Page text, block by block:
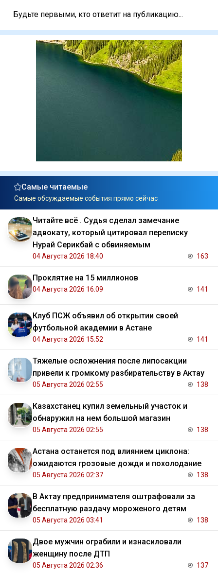
Будьте первыми, кто ответит на публикацию...
Самые читаемые
Самые обсуждаемые события прямо сейчас
Читайте всё . Судья сделал замечание
адвокату, который цитировал переписку
Нурай Серикбай с обвиняемым
04 Августа 2026 18:40 163
Проклятие на 15 миллионов
04 Августа 2026 16:09 141
Клуб ПСЖ объявил об открытии своей
футбольной академии в Астане
04 Августа 2026 15:52 141
Тяжелые осложнения после липосакции
привели к громкому разбирательству в Актау
05 Августа 2026 02:55 138
Казахстанец купил земельный участок и
обнаружил на нем большой магазин
05 Августа 2026 02:55 138
Астана останется под влиянием циклона:
ожидаются грозовые дожди и похолодание
05 Августа 2026 02:37 138
В Актау предпринимателя оштрафовали за
бесплатную раздачу мороженого детям
05 Августа 2026 03:41 138
Двое мужчин ограбили и изнасиловали
женщину после ДТП
05 Августа 2026 02:36 137